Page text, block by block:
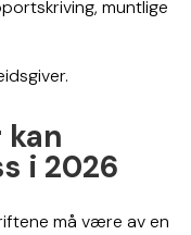
muntlige
i 2026
må være av en